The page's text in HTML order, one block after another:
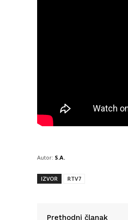
Autor: S.A.
IZVOR RTV7
Prethodni članak